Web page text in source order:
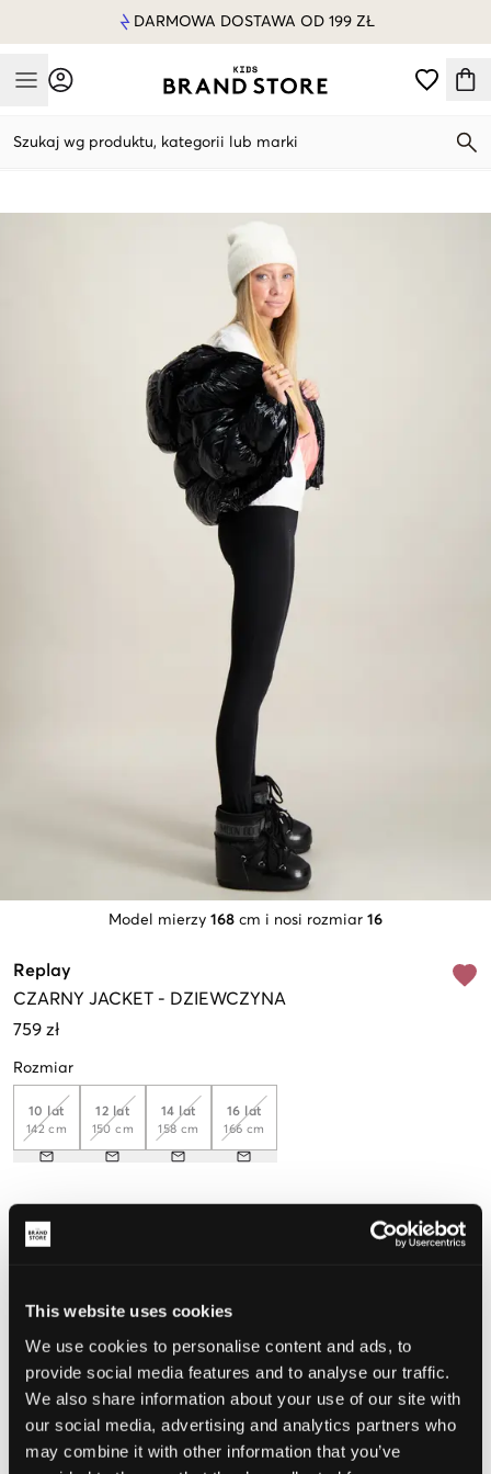
This website uses cookies
We use cookies to personalise content and ads, to
provide social media features and to analyse our traffic.
We also share information about your use of our site with
our social media, advertising and analytics partners who
may combine it with other information that you’ve
DARMOWA DOSTAWA OD 199 ZŁ
Mobile Menu
Szukaj wg produktu, kategorii lub marki
Model mierzy 168 cm i nosi rozmiar 16
Replay
CZARNY JACKET - DZIEWCZYNA
759 zł
Rozmiar
10 lat
142 cm
12 lat
150 cm
14 lat
158 cm
16 lat
166 cm
WYBIERZ SWÓJ ROZMIAR
Darmowa dostawa od 199 zł
60 dni na zwrot
Szybka wysyłka